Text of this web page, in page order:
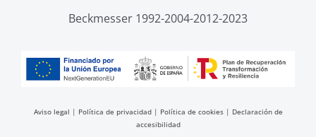
Beckmesser 1992-2004-2012-2023
Aviso legal | Política de privacidad| Política de cookies| Declaración de
accesibilidad